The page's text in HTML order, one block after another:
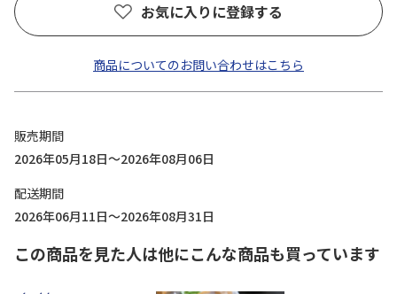
お気に入りに登録する
商品についてのお問い合わせはこちら
販売期間
2026年05月18日～2026年08月06日
配送期間
2026年06月11日～2026年08月31日
この商品を見た人は他にこんな商品も買っています